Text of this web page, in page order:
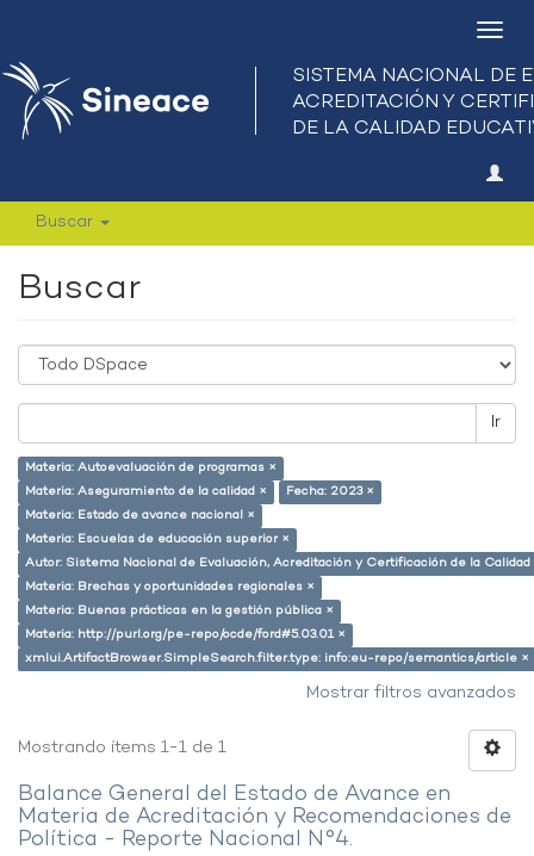
Buscar
Buscar
Ir
Materia: Autoevaluación de programas ×
Materia: Aseguramiento de la calidad ×
Fecha: 2023 ×
Materia: Estado de avance nacional ×
Materia: Escuelas de educación superior ×
Autor: Sistema Nacional de Evaluación, Acreditación y Certificación de la
Materia: Brechas y oportunidades regionales ×
Materia: Buenas prácticas en la gestión pública ×
Materia: http://purl.org/pe-repo/ocde/ford#5.03.01 ×
xmlui.ArtifactBrowser.SimpleSearch.filter.type: info:eu-repo/semantics/article ×
Mostrar filtros avanzados
Mostrando ítems 1-1 de 1
Balance General del Estado de Avance en
Materia de Acreditación y Recomendaciones de
Política - Reporte Nacional N°4.